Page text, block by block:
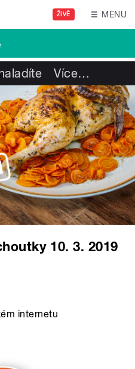
ŽIVĚ MENU
Více…
10. 3. 2019
internetu